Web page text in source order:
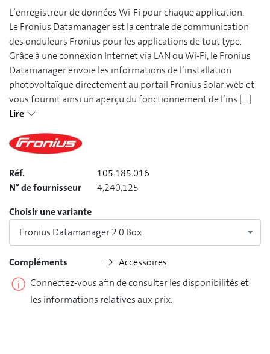
L’enregistreur de données Wi-Fi pour chaque application.
Le Fronius Datamanager est la centrale de communication
des onduleurs Fronius pour les applications de tout type.
Grâce à une connexion Internet via LAN ou Wi-Fi, le Fronius
Datamanager envoie les informations de l’installation
photovoltaïque directement au portail Fronius Solar.web et
vous fournit ainsi un aperçu du fonctionnement de l’ins [...]
Lire
Réf.
105.185.016
N° de fournisseur
4,240,125
Choisir une variante
Fronius Datamanager 2.0 Box
Compléments
Accessoires
Connectez-vous afin de consulter les disponibilités et
les informations relatives aux prix.